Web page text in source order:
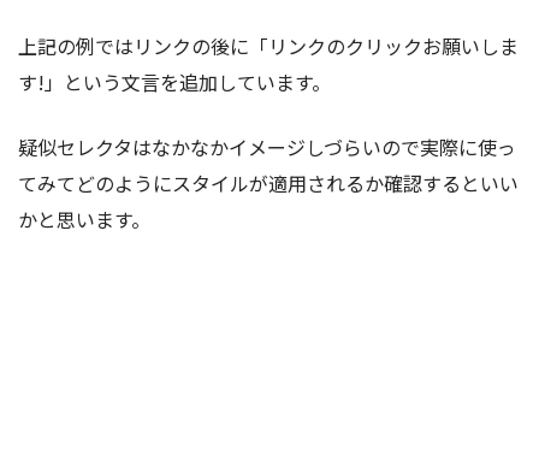
上記の例ではリンクの後に「リンクのクリックお願いしま
す!」という文言を追加しています。
疑似セレクタはなかなかイメージしづらいので実際に使っ
てみてどのようにスタイルが適用されるか確認するといい
かと思います。